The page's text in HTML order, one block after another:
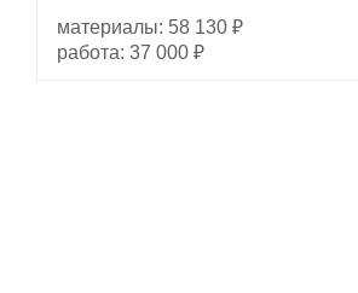
материалы: 58 130 ₽
работа: 37 000 ₽